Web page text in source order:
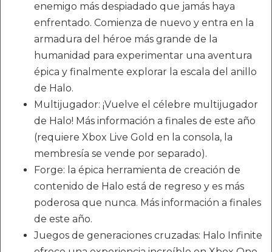
enemigo más despiadado que jamás haya
enfrentado. Comienza de nuevo y entra en la
armadura del héroe más grande de la
humanidad para experimentar una aventura
épica y finalmente explorar la escala del anillo
de Halo.
Multijugador: ¡Vuelve el célebre multijugador
de Halo! Más información a finales de este año
(requiere Xbox Live Gold en la consola, la
membresía se vende por separado).
Forge: la épica herramienta de creación de
contenido de Halo está de regreso y es más
poderosa que nunca. Más información a finales
de este año.
Juegos de generaciones cruzadas: Halo Infinite